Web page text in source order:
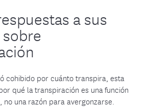
a sus
cohibido por cuánto transpira, esta
qué la transpiración es una función
una razón para avergonzarse.